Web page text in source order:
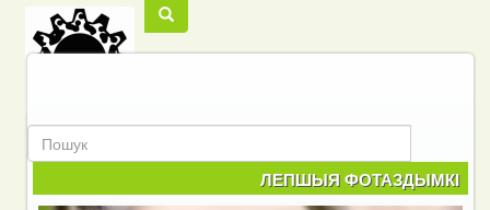
Пошук
Пошук
ЛЕПШЫЯ ФОТАЗДЫМКІ